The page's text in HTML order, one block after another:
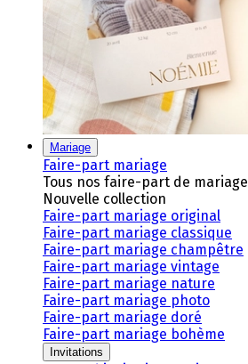
Mariage
Faire-part mariage
Tous nos faire-part de mariage
Nouvelle collection
Faire-part mariage original
Faire-part mariage classique
Faire-part mariage champêtre
Faire-part mariage vintage
Faire-part mariage nature
Faire-part mariage photo
Faire-part mariage doré
Faire-part mariage bohème
Invitations